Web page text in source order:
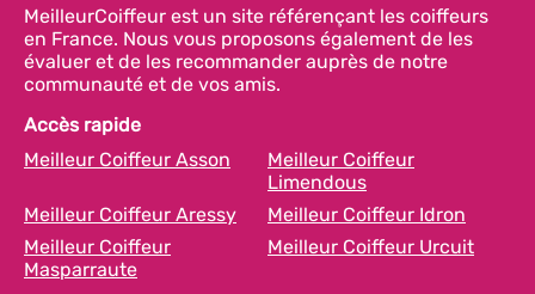
MeilleurCoiffeur est un site référençant les coiffeurs
en France. Nous vous proposons également de les
évaluer et de les recommander auprès de notre
communauté et de vos amis.
Accès rapide
Meilleur Coiffeur Asson
Meilleur Coiffeur
Limendous
Meilleur Coiffeur Aressy
Meilleur Coiffeur Idron
Meilleur Coiffeur
Masparraute
Meilleur Coiffeur Urcuit